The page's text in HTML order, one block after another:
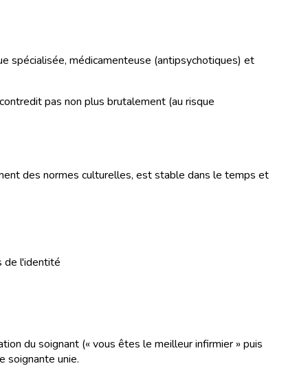
spécialisée, médicamenteuse (antipsychotiques) et
pas non plus brutalement (au risque
des normes culturelles, est stable dans le temps et
de l'identité
du soignant (« vous êtes le meilleur infirmier » puis
soignante unie.